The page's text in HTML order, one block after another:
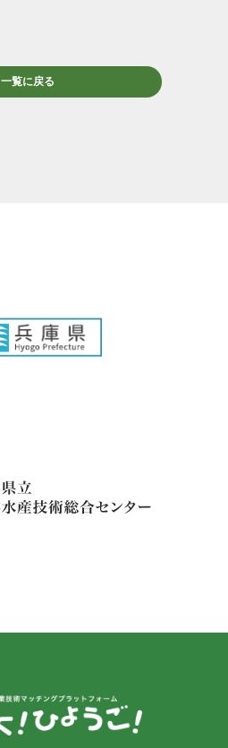
一覧に戻る